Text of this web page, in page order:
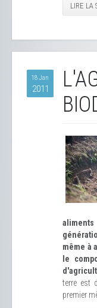
LIRE LA
18 Jan
2011
même à
le
terre est
premier